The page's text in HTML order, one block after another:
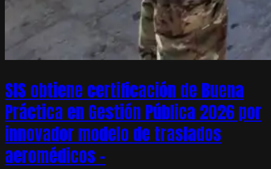
SIS obtiene certificación de Buena
Práctica en Gestión Pública 2026 por
innovador modelo de traslados
aeromédicos –